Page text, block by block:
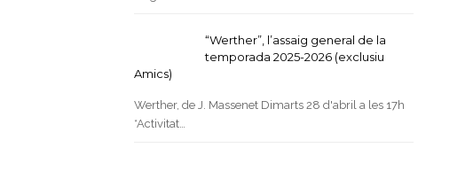
“Werther”, l’assaig general de la
temporada 2025-2026 (exclusiu
Amics)
Werther, de J. Massenet Dimarts 28 d'abril a les 17h
*Activitat…